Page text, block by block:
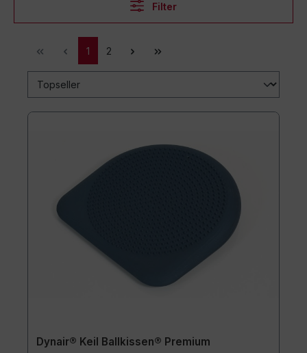
Filter
1 2
Dynair® Keil Ballkissen® Premium